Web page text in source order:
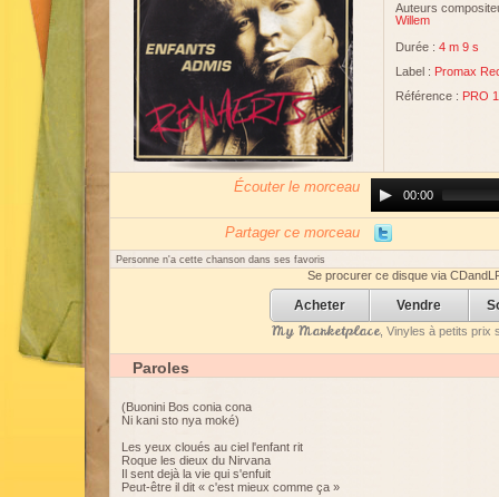
Auteurs
Willem
Durée : 4 m 9 s
Label : Promax
Référence : PRO
Écouter le morceau
Player00:00
Partager ce morceau
Personne n'a cette chanson dans ses favoris
Se procurer ce disque via
Acheter Vendre
My Marketplace, Vinyles à petits prix
Paroles
(Buonini Bos conia cona
Ni kani sto nya moké)
Les yeux cloués au ciel l'enfant rit
Roque les dieux du Nirvana
Il sent dejà la vie qui s'enfuit
Peut-être il dit « c'est mieux comme ça »